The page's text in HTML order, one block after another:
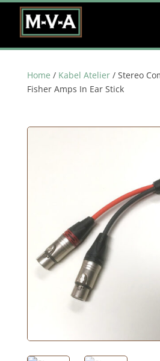
Home / Kabel Atelier/ Stereo
Fisher Amps In Ear Stick